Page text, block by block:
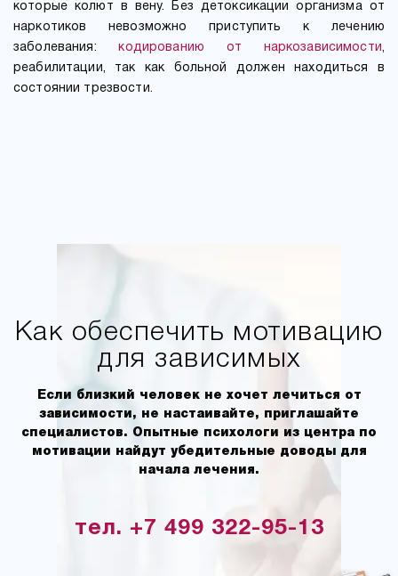
которые колют в вену. Без детоксикации организма от
наркотиков невозможно приступить к лечению
заболевания:
кодированию от наркозависимости,
реабилитации, так как больной должен находиться в
состоянии трезвости.
Как обеспечить мотивацию
для зависимых
Если близкий человек не хочет лечиться от
зависимости, не настаивайте, приглашайте
специалистов. Опытные психологи из центра по
мотивации найдут убедительные доводы для
начала лечения.
тел. +7 499 322-95-13